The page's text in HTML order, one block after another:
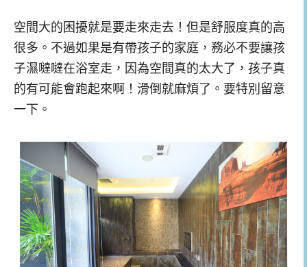
空間大的困擾就是要走來走去！但是舒服度真的高
很多。不過如果是有帶孩子的家庭，務必不要讓孩
子濕噠噠在浴室走，因為空間真的太大了，孩子真
的有可能會跑起來啊！滑倒就麻煩了。要特別留意
一下。